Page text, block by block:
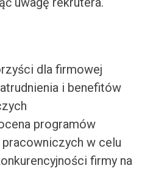
dla firmowej
i benefitów
programów
w celu
firmy na